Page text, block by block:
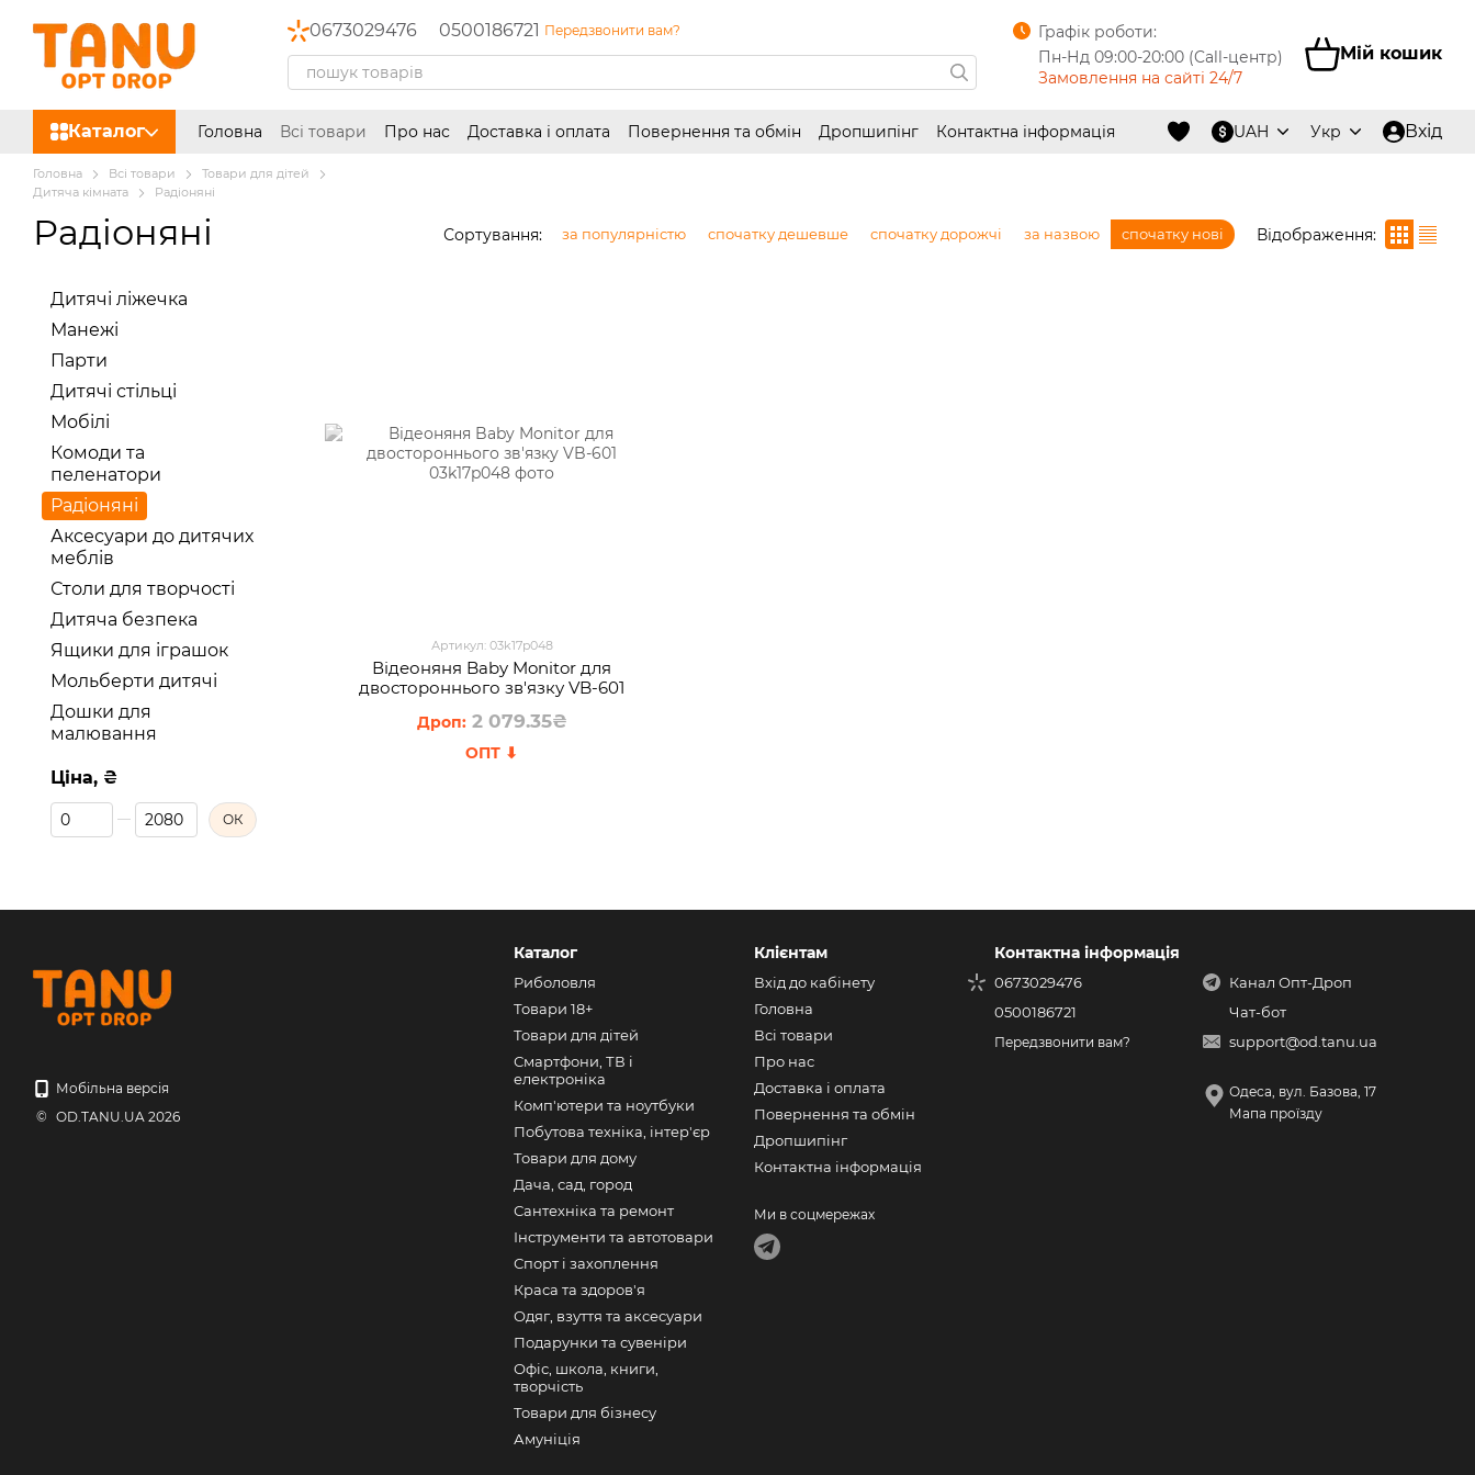
0673029476 0500186721 Передзвонити вам?
Графік роботи:
Пн-Нд 09:00-20:00 (Call-центр)
Замовлення на сайті 24/7
Мій кошик
Каталог Головна Всі товари Про нас Доставка і оплата Повернення та обмін Дропшипінг Контактна інформація UAH Укр Вхід
Головна Всі товари
Товари для дітей
Дитяча кімната
Радіоняні
Радіоняні Сортування: за популярністю спочатку дешевше спочатку дорожчі за назвою спочатку нові Відображення:
Артикул: 03k17p048
Відеоняня Baby Monitor для
двостороннього зв'язку VB-601
2 079.35₴
Дитячі ліжечка
Манежі
Парти
Дитячі стільці
Мобілі
Комоди та
пеленатори
Радіоняні
Аксесуари до дитячих
меблів
Столи для творчості
Дитяча безпека
Ящики для іграшок
Мольберти дитячі
Дошки для
малювання
Ціна, ₴
Від Ціна, ₴
До Ціна, ₴ ОК
Мобільна версія
© OD.TANU.UA 2026
Каталог
Риболовля
Товари 18+
Товари для дітей
Смартфони, ТВ і
електроніка
Комп'ютери та ноутбуки
Побутова техніка, інтер'єр
Товари для дому
Дача, сад, город
Сантехніка та ремонт
Інструменти та автотовари
Спорт і захоплення
Краса та здоров'я
Одяг, взуття та аксесуари
Подарунки та сувеніри
Офіс, школа, книги,
творчість
Товари для бізнесу
Амуніція
Клієнтам
Вхід до кабінету
Головна
Всі товари
Про нас
Доставка і оплата
Повернення та обмін
Дропшипінг
Контактна інформація
Ми в соцмережах
Контактна інформація
0673029476
0500186721
Передзвонити вам?
Канал Опт-Дроп
Чат-бот
support@od.tanu.ua
Одеса, вул. Базова, 17
Мапа проїзду